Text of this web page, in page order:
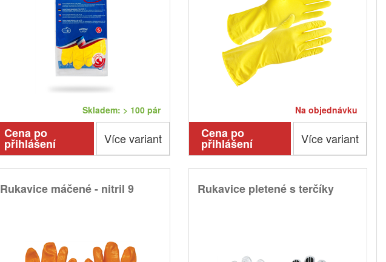
Skladem: > 100 pár
Cena po
přihlášení Více variant
Na objednávku
Cena po
přihlášení Více variant
Rukavice máčené - nitril 9 Rukavice pletené s terčíky